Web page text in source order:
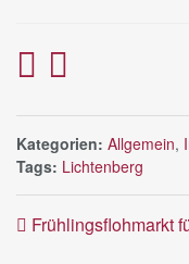
Kategorien: Allgemein,
Tags: Lichtenberg
Frühlingsflohmarkt